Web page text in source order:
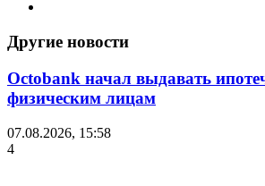
Другие новости
Octobank начал выдавать
физическим лицам
07.08.2026, 15:58
4